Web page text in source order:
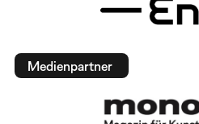
Medienpartner